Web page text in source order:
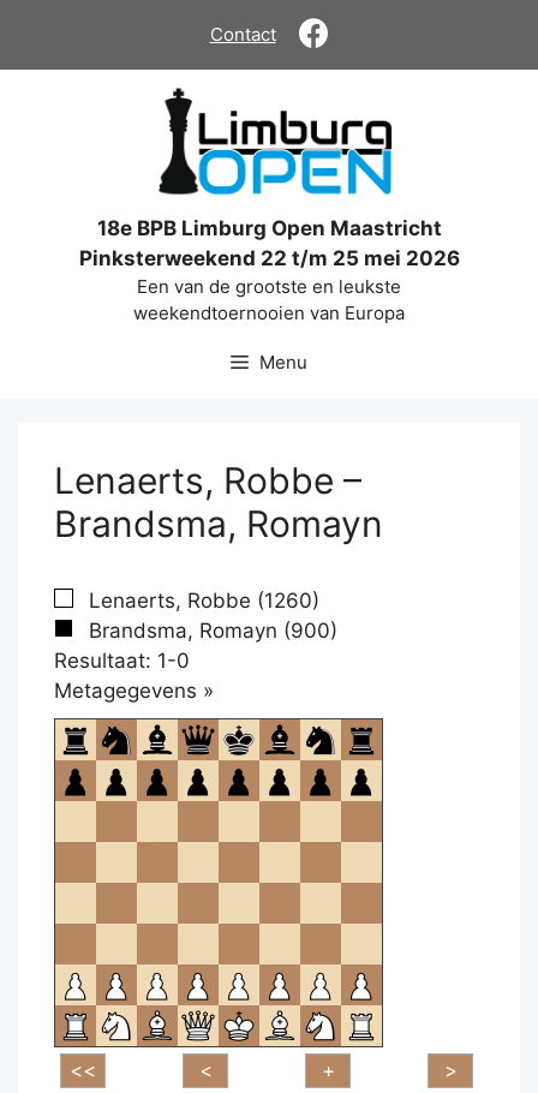
de
Contact
18e BPB Limburg Open Maastricht
Pinksterweekend 22 t/m 25 mei 2026
Een van de grootste en leukste
weekendtoernooien van Europa
Menu
Lenaerts, Robbe –
Brandsma, Romayn
Lenaerts, Robbe (1260)
Brandsma, Romayn (900)
Resultaat: 1-0
Metagegevens »
om
te
openen.